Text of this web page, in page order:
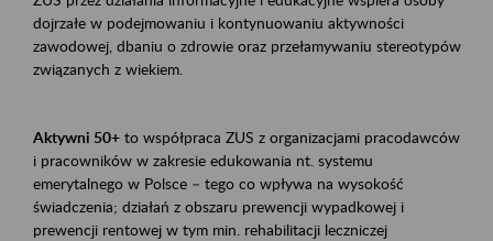
dojrzałe w podejmowaniu i kontynuowaniu aktywności
zawodowej, dbaniu o zdrowie oraz przełamywaniu stereotypów
związanych z wiekiem.
Aktywni 50+ to współpraca ZUS z organizacjami pracodawców
i pracowników w zakresie edukowania nt. systemu
emerytalnego w Polsce – tego co wpływa na wysokość
świadczenia; działań z obszaru prewencji wypadkowej i
prewencji rentowej w tym min. rehabilitacji leczniczej